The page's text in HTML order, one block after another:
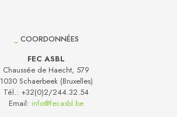
COORDONNÉES
FEC ASBL
Chaussée de Haecht, 579
1030 Schaerbeek (Bruxelles)
Tél.: +32(0)2/244.32.54
Email: info@fecasbl.be